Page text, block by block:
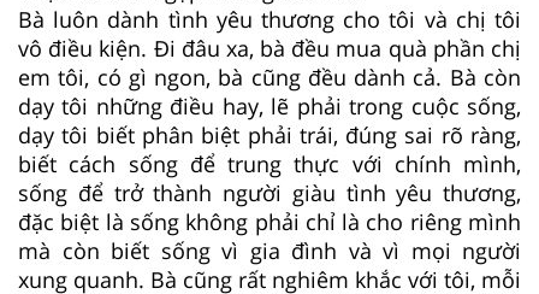
Bà luôn dành tình yêu thương cho tôi và chị tôi
vô điều kiện. Đi đâu xa, bà đều mua quà phần chị
em tôi, có gì ngon, bà cũng đều dành cả. Bà còn
dạy tôi những điều hay, lẽ phải trong cuộc sống,
dạy tôi biết phân biệt phải trái, đúng sai rõ ràng,
biết cách sống để trung thực với chính mình,
sống để trở thành người giàu tình yêu thương,
đặc biệt là sống không phải chỉ là cho riêng mình
mà còn biết sống vì gia đình và vì mọi người
xung quanh. Bà cũng rất nghiêm khắc với tôi, mỗi